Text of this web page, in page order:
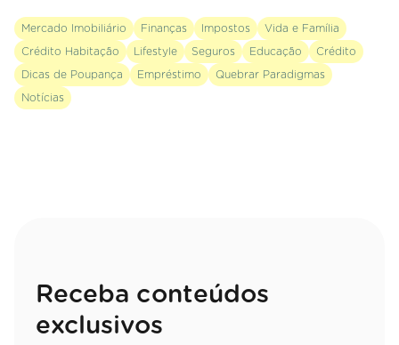
Mercado Imobiliário Finanças Impostos Vida e Família
Crédito Habitação Lifestyle Seguros Educação Crédito
Dicas de Poupança Empréstimo Quebrar Paradigmas
Notícias
Receba conteúdos
exclusivos